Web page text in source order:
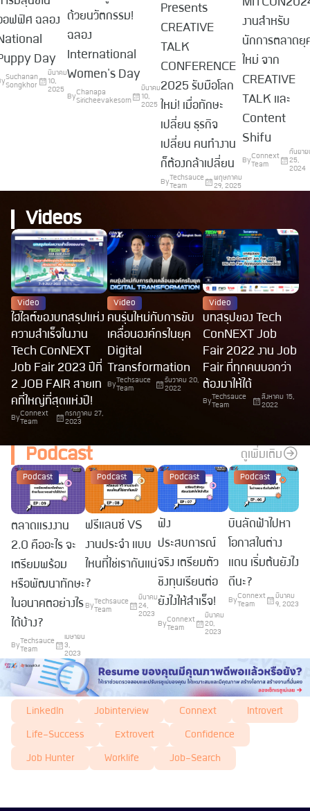
อฟฟิศ ฉลอง
Day
Suchanan
Songkhor
มีนาคม
10,
2025
ด้วยนวัตกรรม!
ฉลอง
International
Women's Day
By
Chanapa
Siricheevakesorn
มีนาคม
10,
2025
Presents
CREATIVE
TALK
CONFERENCE
2025 รับมือโลก
ใหม่! เมื่อทักษะ
เปลี่ยน ธุรกิจ
เปลี่ยน คนทำงาน
ก็ต้องกล้าเปลี่ยน
By
Techsauce
Team
พฤษภาคม
29, 2025
งานสำหรับ
นักการตลาดยุ
ใหม่ จาก
CREATIVE
TALK และ
Content
Shifu
By
Connext
Team
กันยาย
25,
2024
Videos
Video
ไฮไลต์ของบทสรุปแห่ง
ความสำเร็จในงาน
Tech ConNEXT
Job Fair 2023 ปีที่
2 JOB FAIR สายเท
คที่ใหญ่ที่สุดแห่งปี!
By
Connext
Team
กรกฎาคม 27,
2023
Video
คนรุ่นใหม่กับการขับ
เคลื่อนองค์กรในยุค
Digital
Transformation
By
Techsauce
Team
ธันวาคม 20,
2022
Video
บทสรุปของ Tech
ConNEXT Job
Fair 2022 งาน Job
Fair ที่ทุกคนบอกว่า
ต้องมาให้ได้
By
Techsauce
Team
สิงหาคม 15,
2022
Podcast ดูเพิ่มเติม
Podcast
ตลาดแรงงาน
2.0 คืออะไร จะ
เตรียมพร้อม
หรือพัฒนาทักษะ
ในอนาคตอย่างไร
ได้บ้าง?
By
Techsauce
Team
เมษายน
3,
2023
Podcast
ฟรีแลนซ์ VS
งานประจำ แบบ
ไหนที่ใช่เรากันแน่
?
By
Techsauce
Team
มีนาคม
24,
2023
Podcast
ฟัง
ประสบการณ์
จริง เตรียมตัว
ชิงทุนเรียนต่อ
ยังไงให้สำเร็จ!
By
Connext
Team
มีนาคม
20,
2023
Podcast
บินลัดฟ้าไปหา
โอกาสในต่าง
แดน เริ่มต้นยังไง
ดีนะ?
By
Connext
Team
มีนาคม
9, 2023
LinkedIn Jobinterview Connext Introvert
Life-Success Extrovert Confidence
Job Hunter Worklife Job-Search